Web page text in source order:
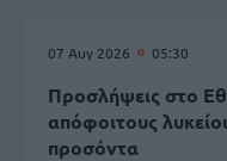
07 Αυγ 2026 05:30
Προσλήψεις στο
απόφοιτους
προσόντα